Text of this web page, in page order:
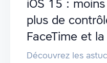
iOS 15 :
plus de
FaceTime et
Découvrez les